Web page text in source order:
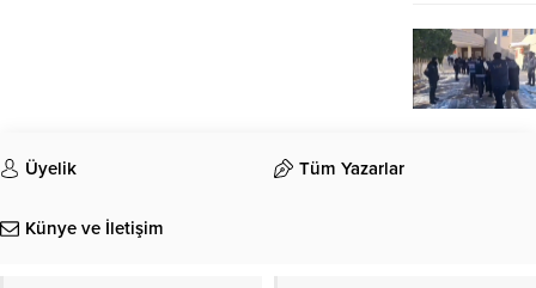
Üyelik Tüm Yazarlar
Künye ve İletişim